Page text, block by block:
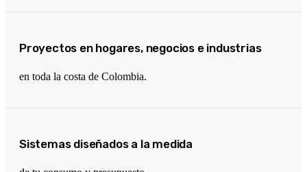
Proyectos en hogares, negocios e industrias
en toda la costa de Colombia.
Sistemas diseñados a la medida